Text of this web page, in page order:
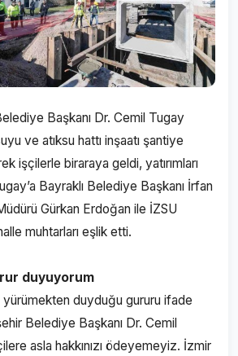
Başkanı Dr. Cemil Tugay
ve atıksu hattı inşaatı şantiye
işçilerle biraraya geldi, yatırımları
Bayraklı Belediye Başkanı İrfan
Gürkan Erdoğan ile İZSU
muhtarları eşlik etti.
duyuyorum
duyduğu gururu ifade
Belediye Başkanı Dr. Cemil
asla hakkınızı ödeyemeyiz. İzmir